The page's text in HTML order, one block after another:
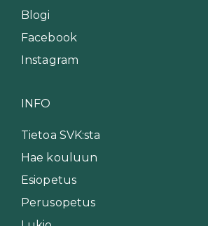
Blogi
Facebook
Instagram
INFO
Tietoa SVK:sta
Hae kouluun
Esiopetus
Perusopetus